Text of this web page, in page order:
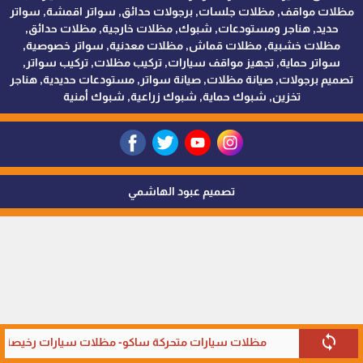
sync مظلات سيارات متحركة ساكو- مظلات سيارات رخيصة
مظلات مواقف, مظلات جلسات, برجولات حدائق, سواتر اقمشة, سواتر
حديد, هناجر ومستودعات, شبوك, مظلات خارجية, مظلات حدائق,
مظلات خشبية, مظلات قماش, مظلات معدنية, سواتر خصوصية,
سواتر حماية, تجهيز مواقف سيارات, تركيب مظلات, تركيب سواتر,
تصميم برجولات, صيانة مظلات, صيانة سواتر, مستودعات حديدية, هناجر
تخزين, شبوك حماية, شبوك زراعية, شبوك أمنية
تصميم عبود الهاشمي